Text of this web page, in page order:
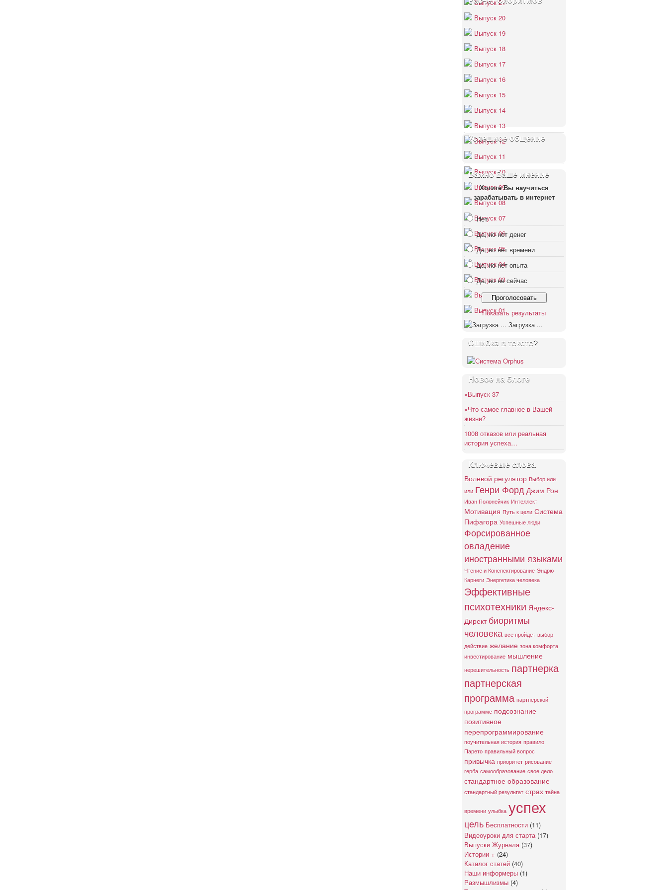
Выпуск 21
Выпуск 20
Выпуск 19
Выпуск 18
Выпуск 17
Выпуск 16
Выпуск 15
Выпуск 14
Выпуск 13
Выпуск 12
Выпуск 11
Выпуск 10
Выпуск 09
Выпуск 08
Выпуск 07
Выпуск 06
Выпуск 05
Выпуск 04
Выпуск 03
Выпуск 02
Выпуск 01
Успешное общение
Важно Ваше мнение
Хотите Вы научиться
зарабатывать в интернет
Нет
Да, но нет денег
Да, но нет времени
Да, но нет опыта
Да, но не сейчас
Показать результаты
Загрузка ...
Ошибка в тексте?
Новое на блоге
»Выпуск 37
»Что самое главное в Вашей
жизни?
1008 отказов или реальная
история успеха…
Ключевые слова
Волевой регулятор Выбор или-
или Генри Форд Джим Рон
Иван Полонейчик Интеллект
Мотивация Путь к цели Система
Пифагора Успешные люди
Форсированное
овладение
иностранными языками
Чтение и Конспектирование Эндрю
Карнеги Энергетика человека
Эффективные
психотехники Яндекс-
Директ биоритмы
человека все пройдет выбор
действие желание зона комфорта
инвестирование мышление
нерешительность партнерка
партнерская
программа партнерской
программе подсознание
позитивное
перепрограммирование
поучительная история правило
Парето правильный вопрос
привычка приоритет рисование
герба самообразование свое дело
стандартное образование
стандартный результат страх тайна
времени улыбка успех
цель Бесплатности (11)
Видеоуроки для старта (17)
Выпуски Журнала (37)
Истории + (24)
Каталог статей (40)
Наши информеры (1)
Размышлизмы (4)